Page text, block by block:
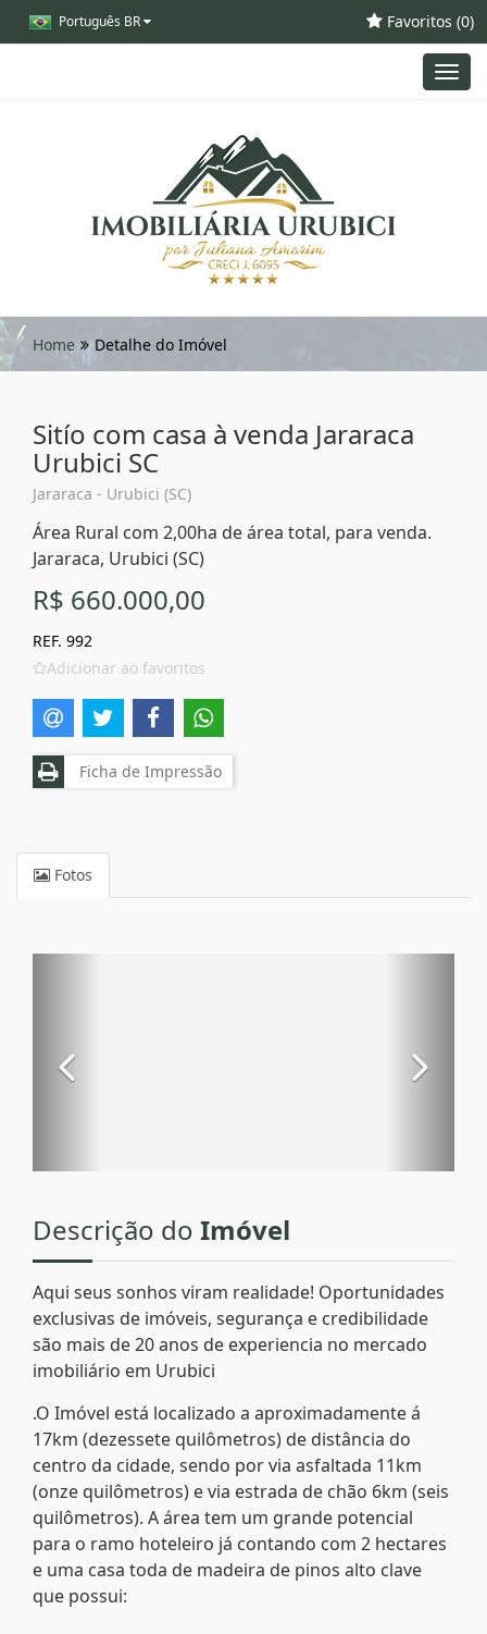
Português BR Favoritos (0)
Home Detalhe do Imóvel
Sitío com casa à venda Jararaca
Urubici SC
Jararaca - Urubici (SC)
Área Rural com 2,00ha de área total, para venda.
Jararaca, Urubici (SC)
R$ 660.000,00
REF. 992
Adicionar ao favoritos
Ficha de Impressão
Fotos
Descrição do Imóvel
Aqui seus sonhos viram realidade! Oportunidades
exclusivas de imóveis, segurança e credibilidade
são mais de 20 anos de experiencia no mercado
imobiliário em Urubici
.O Imóvel está localizado a aproximadamente á
17km (dezessete quilômetros) de distância do
centro da cidade, sendo por via asfaltada 11km
(onze quilômetros) e via estrada de chão 6km (seis
quilômetros). A área tem um grande potencial
para o ramo hoteleiro já contando com 2 hectares
e uma casa toda de madeira de pinos alto clave
que possui: